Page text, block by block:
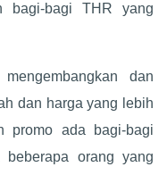
bagi-bagi THR yang
dan
dan harga yang lebih
promo ada bagi-bagi
orang yang